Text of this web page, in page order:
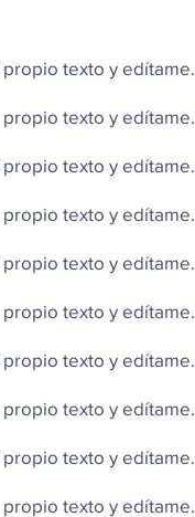
texto y edítame.
texto y edítame.
texto y edítame.
texto y edítame.
texto y edítame.
texto y edítame.
texto y edítame.
texto y edítame.
texto y edítame.
texto y edítame.